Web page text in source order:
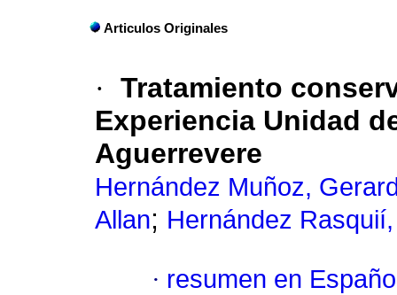
Articulos Originales
· Tratamiento
Experiencia Unidad
Aguerrevere
Hernández Muñoz,
Allan; Hernández
· resumen en